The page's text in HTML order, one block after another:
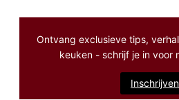
Ontvang exclusieve tips,
keuken - schrijf je in voor
Inschrijven